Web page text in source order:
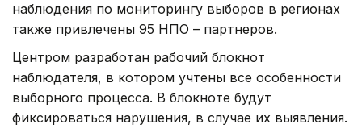
наблюдения по мониторингу выборов в регионах
также привлечены 95 НПО – партнеров.
Центром разработан рабочий блокнот
наблюдателя, в котором учтены все особенности
выборного процесса. В блокноте будут
фиксироваться нарушения, в случае их выявления.